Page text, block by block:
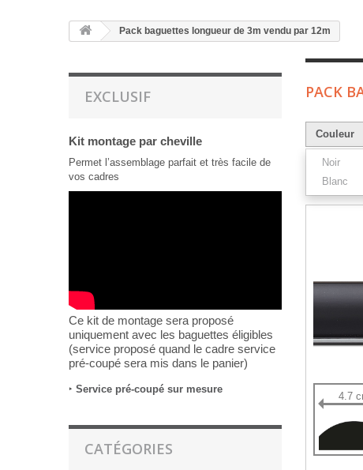
Pack baguettes longueur de 3m vendu par 12m
EXCLUSIF
Kit montage par cheville
Permet l’assemblage parfait et très facile de
vos cadres
Ce kit de montage sera proposé
uniquement avec les baguettes éligibles
(service proposé quand le cadre service
pré-coupé sera mis dans le panier)
‣ Service pré-coupé sur mesure
CATÉGORIES
PACK
Couleur
Noir
Blanc
Résultats 1
4.7